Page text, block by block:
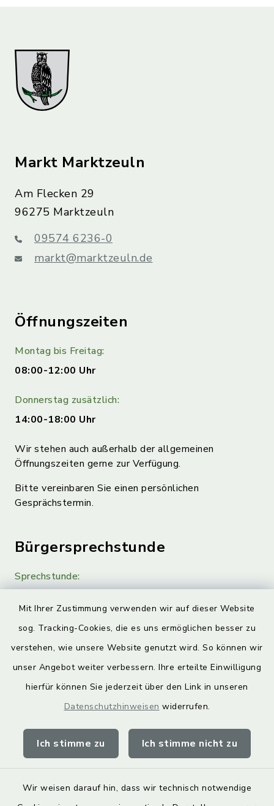
Mit Ihrer Zustimmung verwenden wir auf dieser Website
sog. Tracking-Cookies, die es uns ermöglichen besser zu
verstehen, wie unsere Website genutzt wird. So können wir
unser Angebot weiter verbessern. Ihre erteilte Einwilligung
hierfür können Sie jederzeit über den Link in unseren
Datenschutzhinweisen widerrufen.
Ich stimme zu Ich stimme nicht zu
Wir weisen darauf hin, dass wir technisch notwendige
Markt Marktzeuln
Am Flecken 29
96275 Marktzeuln
09574 6236-0
markt@marktzeuln.de
Öffnungszeiten
Montag bis Freitag:
08:00-12:00 Uhr
Donnerstag zusätzlich:
14:00-18:00 Uhr
Wir stehen auch außerhalb der allgemeinen
Öffnungszeiten gerne zur Verfügung.
Bitte vereinbaren Sie einen persönlichen
Gesprächstermin.
Bürgersprechstunde
Sprechstunde:
Quicklinks
Landkreis Lichtenfels
geoPortal Lichtenfels